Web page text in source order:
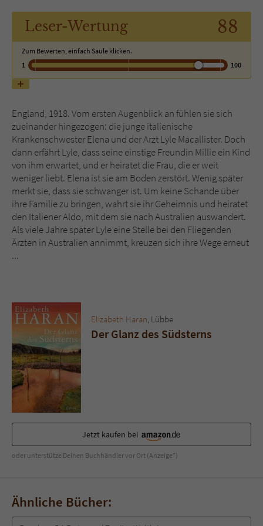
Leser-Wertung 88
Zum Bewerten, einfach Säule klicken.
1
100
England, 1918. Vom ersten Augenblick an fühlen sie sich
zueinander hingezogen: die junge italienische
Krankenschwester Elena und der Arzt Lyle Macallister. Doch
dann erfährt Lyle, dass seine einstige Freundin Millie ein Kind
von ihm erwartet, und er heiratet die Frau, die er weit
weniger liebt. Elena ist sie am Boden zerstört. Wenig später
merkt sie, dass sie schwanger ist. Um keine Schande über
ihre Familie zu bringen, wahrt sie ihr Geheimnis und heiratet
den Italiener Aldo, mit dem sie nach Australien auswandert.
Als viele Jahre später Lyle eine Stelle bei den Fliegenden
Ärzten in Australien annimmt, kreuzen sich ihre Wege erneut
...
Elizabeth Haran , Lübbe
Der Glanz des Südsterns
Jetzt kaufen bei
oder unterstütze Deinen Buchhändler vor Ort (Anzeige*)
Ähnliche Bücher:
Name tx_pwcomments_ahash
Anbieter Literatur-Couch Medien GmbH & Co. KG
Laufzeit 1 Jahr
Zweck Cookie für Kommentare einzelner Buchtitel
Name fe_typo_user
Anbieter Literatur-Couch Medien GmbH & Co. KG
Laufzeit Session
Dieses Cookie gewährleistet die
Kommunikation der Webseite mit dem